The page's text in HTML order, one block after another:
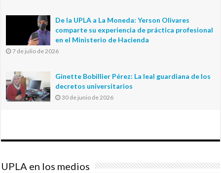
De la UPLA a La Moneda: Yerson Olivares
comparte su experiencia de práctica profesional
en el Ministerio de Hacienda
7 de julio de 2026
Ginette Bobillier Pérez: La leal guardiana de los
decretos universitarios
30 de junio de 2026
UPLA en los medios